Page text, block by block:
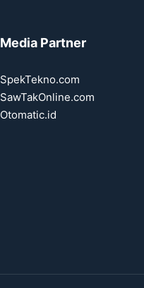
Media Partner
SpekTekno.com
SawTakOnline.com
Otomatic.id